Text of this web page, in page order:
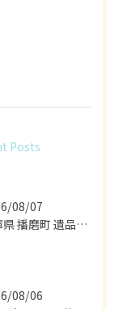
Posts
08/07
【兵庫県 播磨町 遺品整理 買取 書道具 墨】
08/06